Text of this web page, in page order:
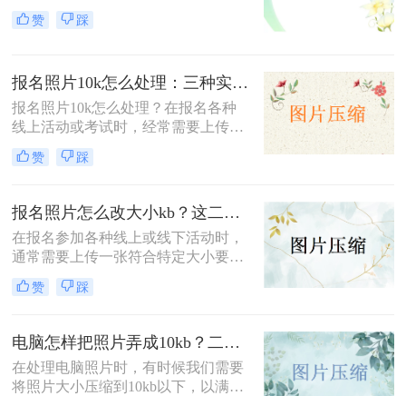
而，高清的图片往往伴随着较大的文
件大小，这在上传、分享或存储时可
简单有效的方法，帮助您轻松将图片
压缩至500KB以下，既节省空间又方
便传输。
赞 踩
报名照片10k怎么处理：三种实用方法！
报名照片10k怎么处理？在报名各种
线上活动或考试时，经常需要上传符
合特定大小要求的报名照片。其中，
10KB（简称10K）是一个常见的限
个限制，不必担忧，以下提供三种方
法，帮助你轻松将照片处理到合适的
大小。
赞 踩
报名照片怎么改大小kb？这二个方法轻松满足你的需求！
在报名参加各种线上或线下活动时，
通常需要上传一张符合特定大小要求
的报名照片。如果照片文件大小不符
合要求，可能会导致上传失败或影响
小kb呢？本文将为您介绍几种简单实
用的方法。
赞 踩
电脑怎样把照片弄成10kb？二个图片压缩方法分享给你！
在处理电脑照片时，有时候我们需要
将照片大小压缩到10kb以下，以满足